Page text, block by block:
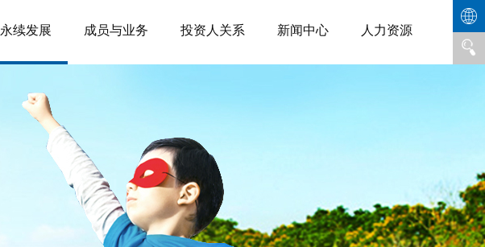
永续发展 成员与业务 投资人关系 新闻中心 人力资源